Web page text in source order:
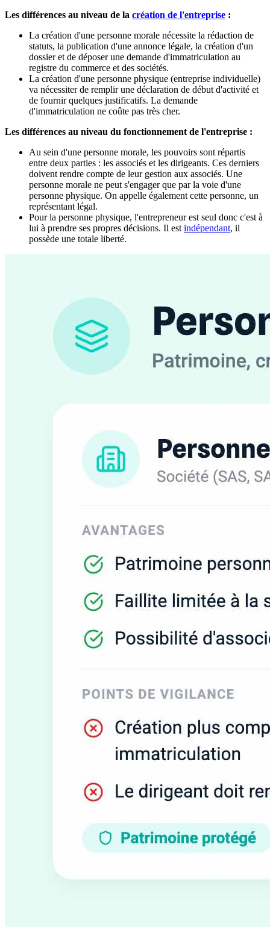
Les différences au niveau de la création de l'entreprise :
La création d'une personne morale nécessite la rédaction de
statuts, la publication d'une annonce légale, la création d'un
dossier et de déposer une demande d'immatriculation au
registre du commerce et des sociétés.
La création d'une personne physique (entreprise individuelle)
va nécessiter de remplir une déclaration de début d'activité et
de fournir quelques justificatifs. La demande
d'immatriculation ne coûte pas très cher.
Les différences au niveau du fonctionnement de l'entreprise :
Au sein d'une personne morale, les pouvoirs sont répartis
entre deux parties : les associés et les dirigeants. Ces derniers
doivent rendre compte de leur gestion aux associés. Une
personne morale ne peut s'engager que par la voie d'une
personne physique. On appelle également cette personne, un
représentant légal.
Pour la personne physique, l'entrepreneur est seul donc c'est à
lui à prendre ses propres décisions. Il est indépendant, il
possède une totale liberté.